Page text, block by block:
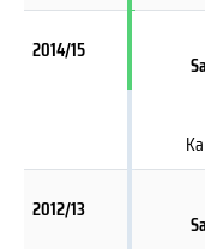
2014/15
2012/13